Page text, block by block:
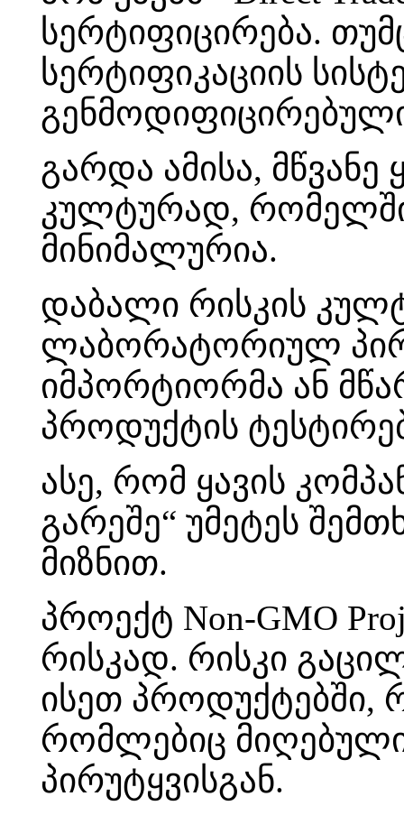
სერტიფიცირება.
სერტიფიკაციის
გენმოდიფიცირებული
გარდა ამისა,
კულტურად,
მინიმალურია.
დაბალი რისკის
ლაბორატორიულ
იმპორტიორმა ან
პროდუქტის
ასე, რომ ყავის
გარეშე“ უმეტეს
მიზნით.
პროექტ Non-GMO
რისკად. რისკი
ისეთ
რომლებიც
პირუტყვისგან.